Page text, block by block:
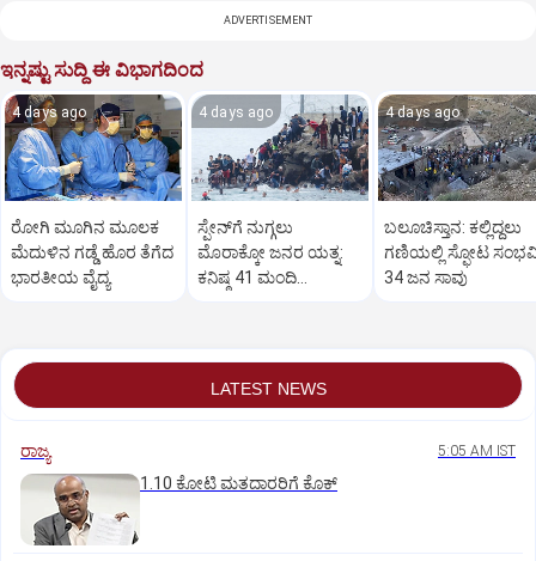
ADVERTISEMENT
ಇನ್ನಷ್ಟು ಸುದ್ದಿ ಈ ವಿಭಾಗದಿಂದ
4 days ago
ರೋಗಿ ಮೂಗಿನ ಮೂಲಕ
ಮೆದುಳಿನ ಗಡ್ಡೆ ಹೊರ ತೆಗೆದ
ಭಾರತೀಯ ವೈದ್ಯ
4 days ago
ಸ್ಪೇನ್‌ಗೆ ನುಗ್ಗಲು
ಮೊರಾಕ್ಕೋ ಜನರ ಯತ್ನ:
ಕನಿಷ್ಠ 41 ಮಂದಿ
4 days ago
ಬಲೂಚಿಸ್ತಾನ: ಕಲ್ಲಿದ್ದಲು
ಗಣಿಯಲ್ಲಿ ಸ್ಫೋಟ
34 ಜನ ಸಾವು
LATEST NEWS
ರಾಜ್ಯ 5:05 AM IST
1.10 ಕೋಟಿ ಮತದಾರರಿಗೆ ಕೊಕ್‌